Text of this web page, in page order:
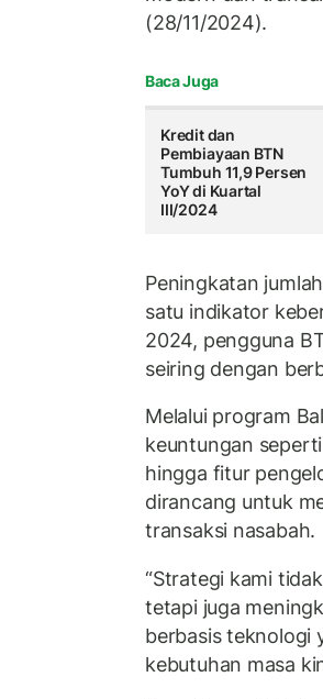
(28/11/2024).
Baca Juga
Kredit dan
Pembiayaan BTN
Tumbuh 11,9 Persen
YoY di Kuartal
III/2024
Peningkatan
satu indikator
2024, pengguna
seiring dengan
Melalui program
keuntungan
hingga fitur
dirancang untuk
transaksi nasabah.
“Strategi kami
tetapi juga
berbasis teknologi
kebutuhan masa